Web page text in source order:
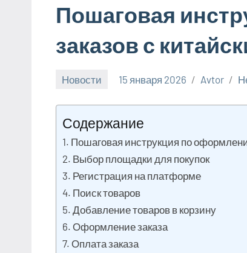
Пошаговая
заказов с
Новости 15 января 2026 Avtor
Содержание
Пошаговая инструкция по
Выбор площадки для покупок
Регистрация на платформе
Поиск товаров
Добавление товаров в корзину
Оформление заказа
Оплата заказа